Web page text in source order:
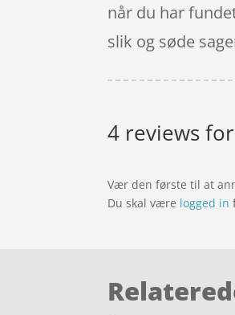
når du har
slik og søde
4 reviews for
Vær den første til at
Du skal være logged in